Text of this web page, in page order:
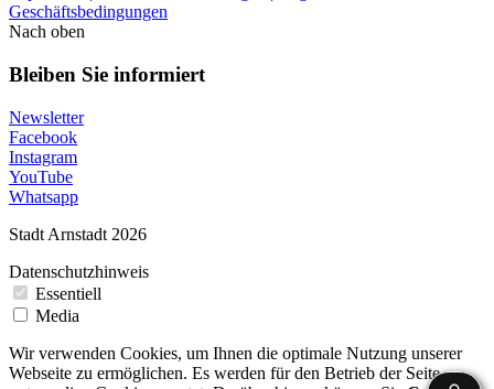
Geschäftsbedingungen
Nach oben
Bleiben Sie informiert
Newsletter
Facebook
Instagram
YouTube
Whatsapp
Stadt Arnstadt 2026
Datenschutzhinweis
Essentiell
Media
Wir verwenden Cookies, um Ihnen die optimale Nutzung unserer
Webseite zu ermöglichen. Es werden für den Betrieb der Seite